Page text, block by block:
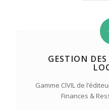
GESTION
Gamme CIVIL de
Finances &